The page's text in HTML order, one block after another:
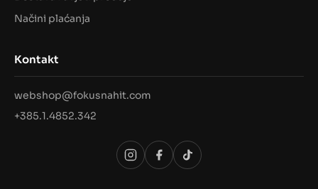
Načini plaćanja
Kontakt
webshop@fokusnahit.com
+385.1.4852.342